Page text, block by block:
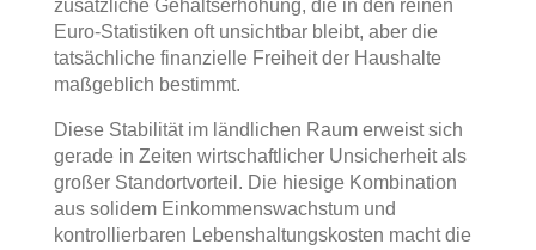
zusätzliche Gehaltserhöhung, die in den reinen
Euro-Statistiken oft unsichtbar bleibt, aber die
tatsächliche finanzielle Freiheit der Haushalte
maßgeblich bestimmt.
Diese Stabilität im ländlichen Raum erweist sich
gerade in Zeiten wirtschaftlicher Unsicherheit als
großer Standortvorteil. Die hiesige Kombination
aus solidem Einkommenswachstum und
kontrollierbaren Lebenshaltungskosten macht die